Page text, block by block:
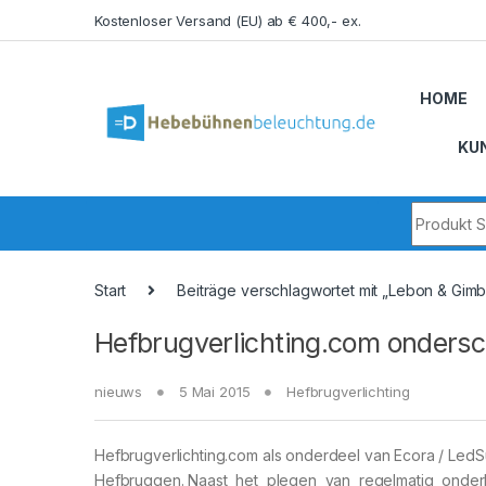
Kostenloser Versand (EU) ab € 400,- ex.
HOME
Start Beiträge verschlagwortet mit „Lebon &
Hefbrugverlichting.com
nieuws 5 Mai 2015 Hefbrugverlichting
Hefbrugverlichting.com als onderdeel van Ecora /
Hefbruggen. Naast het plegen van regelmatig